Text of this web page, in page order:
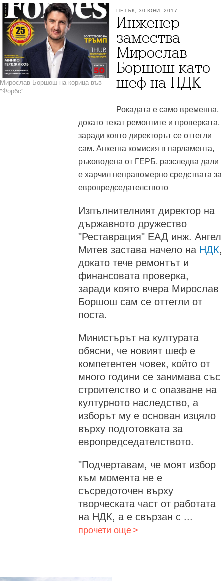
ПЕТЪК, 30 ЮНИ, 2017
Инженер
замества
Мирослав
Боршош като
шеф на НДК
Мирослав Боршош на корица във
"Форбс"
Рокадата е само временна,
докато текат ремонтите и проверката,
заради която директорът се оттегли
сам. Анкетна комисия в парламента,
ръководена от ГЕРБ, разследва дали
е харчил неправомерно средствата за
европредседателството
Изпълнителният директор на
държавното дружество
"Реставрация" ЕАД инж. Ангел
Митев застава начело на НДК,
докато тече ремонтът и
финансовата проверка,
заради която вчера Мирослав
Боршош сам се оттегли от
поста.
Министърът на културата
обясни, че новият шеф е
компетентен човек, който от
много години се занимава със
строителство и с опазване на
културното наследство, а
изборът му е основан изцяло
върху подготовката за
европредседателството.
"Подчертавам, че моят избор
към момента не е
съсредоточен върху
творческата част от работата
на НДК, а е свързан с ...
прочети още